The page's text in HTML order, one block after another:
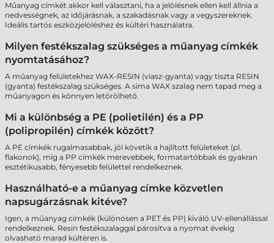
Műanyag címkét akkor kell választani, ha a jelölésnek ellen kell állnia a
nedvességnek, az időjárásnak, a szakadásnak vagy a vegyszereknek.
Ideális tartós eszközjelöléshez és kültéri használatra.
Milyen festékszalag szükséges a műanyag címkék
nyomtatásához?
A műanyag felületekhez WAX-RESIN (viasz-gyanta) vagy tiszta RESIN
(gyanta) festékszalag szükséges. A sima WAX szalag nem tapad meg a
műanyagon és könnyen letörölhető.
Mi a különbség a PE (polietilén) és a PP
(polipropilén) címkék között?
A PE címkék rugalmasabbak, jól követik a hajlított felületeket (pl.
flakonok), míg a PP címkék merevebbek, formatartóbbak és gyakran
esztétikusabb, fényesebb felülettel rendelkeznek.
Használható-e a műanyag címke közvetlen
napsugárzásnak kitéve?
Igen, a műanyag címkék (különösen a PET és PP) kiváló UV-ellenállással
rendelkeznek. Resin festékszalaggal párosítva a nyomat évekig
olvasható marad kültéren is.